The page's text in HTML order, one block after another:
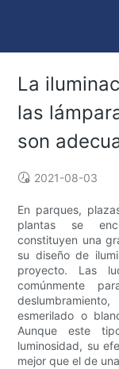
La
las
son
2021-08-03
En parques,
plantas se
constituyen una
su diseño de
proyecto. Las
comúnmente
esmerilado o
Aunque este
luminosidad, su
mejor que el de